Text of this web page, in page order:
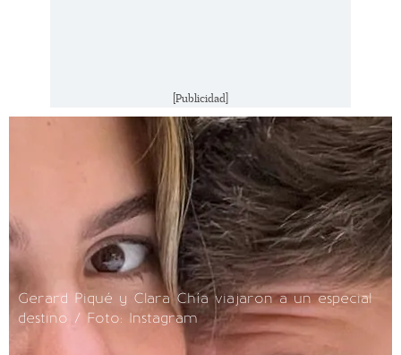
[Publicidad]
Gerard Piqué y Clara Chía viajaron a un especial
destino / Foto: Instagram